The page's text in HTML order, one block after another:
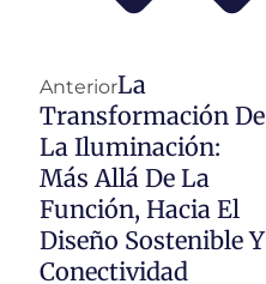
AnteriorLa
Transformación De
La Iluminación:
Más Allá De La
Función, Hacia El
Diseño Sostenible Y
Conectividad